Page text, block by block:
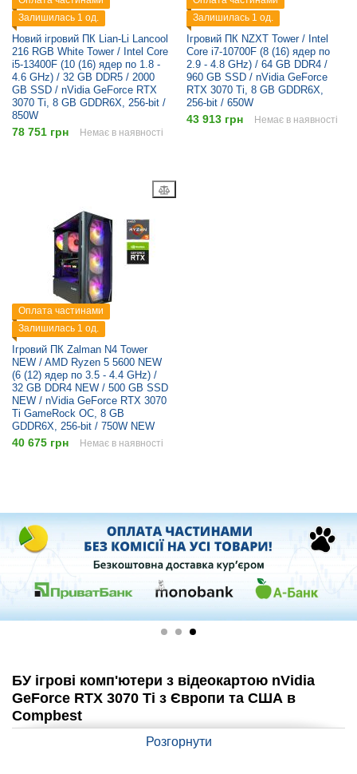
Залишилась 1 од.
Новий ігровий ПК Lian-Li Lancool
216 RGB White Tower / Intel Core
i5-13400F (10 (16) ядер по 1.8 -
4.6 GHz) / 32 GB DDR5 / 2000
GB SSD / nVidia GeForce RTX
3070 Ti, 8 GB GDDR6X, 256-bit /
850W
78 751 грн Немає в наявності
Залишилась 1 од.
Ігровий ПК NZXT Tower / Intel
Core i7-10700F (8 (16) ядер по
2.9 - 4.8 GHz) / 64 GB DDR4 /
960 GB SSD / nVidia GeForce
RTX 3070 Ti, 8 GB GDDR6X,
256-bit / 650W
43 913 грн Немає в наявності
Оплата частинами
Залишилась 1 од.
Ігровий ПК Zalman N4 Tower
NEW / AMD Ryzen 5 5600 NEW
(6 (12) ядер по 3.5 - 4.4 GHz) /
32 GB DDR4 NEW / 500 GB SSD
NEW / nVidia GeForce RTX 3070
Ti GameRock OC, 8 GB
GDDR6X, 256-bit / 750W NEW
40 675 грн Немає в наявності
БУ ігрові комп'ютери з відеокартою nVidia
GeForce RTX 3070 Ti з Європи та США в
Compbest
з відеокартою nVidia GeForce RTX 3070 Ti в
магазині Compbest — це відмінне рішення для тих, хто шукає
Розгорнути